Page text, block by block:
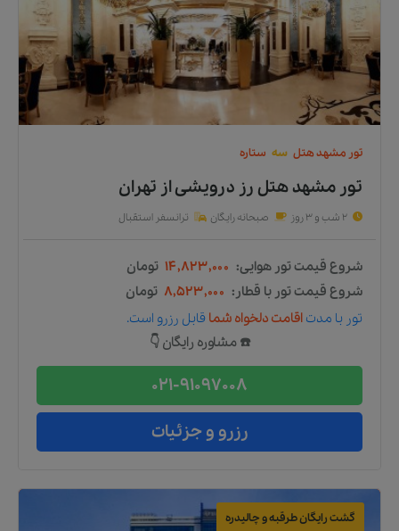
تور مشهدهتل سه ستاره
تور مشهد هتل رز درویشیاز تهران
2 شب و 3 روز صبحانه رایگان ترانسفر استقبال
شروع قیمت تور هوایی: ۱۴,۸۲۳,۰۰۰ تومان
شروع قیمت تور با قطار: ۸,۵۲۳,۰۰۰ تومان
تور با مدت اقامت دلخواه شما قابل رزرو است.
☎️ مشاوره رایگان 👇
021-91097008
رزرو و جزئیات
گشت رایگان طرقبه و چالیدره